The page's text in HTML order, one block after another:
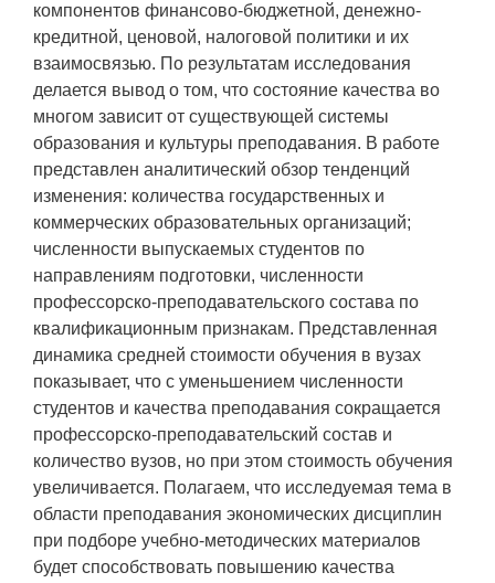
компонентов финансово-бюджетной, денежно-
кредитной, ценовой, налоговой политики и их
взаимосвязью. По результатам исследования
делается вывод о том, что состояние качества во
многом зависит от существующей системы
образования и культуры преподавания. В работе
представлен аналитический обзор тенденций
изменения: количества государственных и
коммерческих образовательных организаций;
численности выпускаемых студентов по
направлениям подготовки, численности
профессорско-преподавательского состава по
квалификационным признакам. Представленная
динамика средней стоимости обучения в вузах
показывает, что с уменьшением численности
студентов и качества преподавания сокращается
профессорско-преподавательский состав и
количество вузов, но при этом стоимость обучения
увеличивается. Полагаем, что исследуемая тема в
области преподавания экономических дисциплин
при подборе учебно-методических материалов
будет способствовать повышению качества